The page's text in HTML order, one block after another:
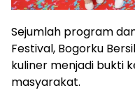
Sejumlah program
Festival, Bogorku
kuliner menjadi bukti
masyarakat.